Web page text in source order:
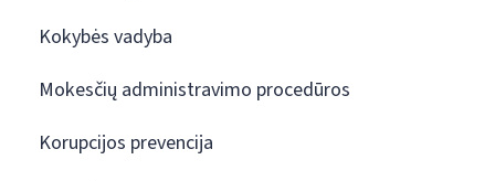
Kokybės vadyba
Mokesčių administravimo procedūros
Korupcijos prevencija